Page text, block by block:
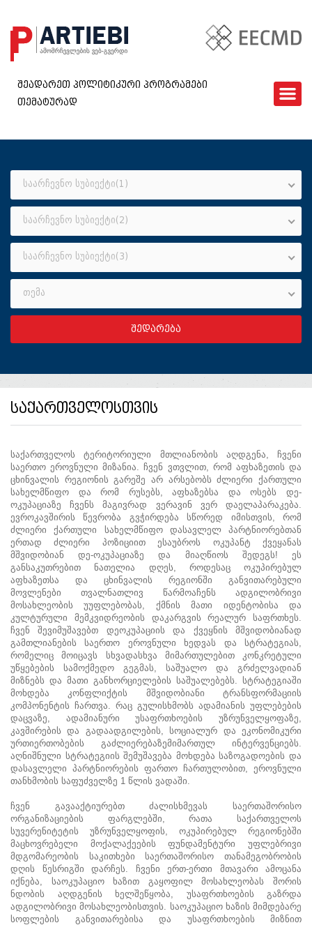
EECMD
ᲙᲘᲗᲮᲕᲐᲠᲘ
ᲮᲨᲘᲠᲐᲓ ᲓᲐᲡᲛᲣᲚᲘ ᲙᲘᲗᲮᲕᲔᲑᲘ
ᲓᲐᲒᲕᲘᲙᲐᲕᲨᲘᲠᲓᲘᲗ
GEO
შეადარეთ პოლიტიკური პროგრამები
თემატურად
საარჩევნო სუბიექტი(1)
საარჩევნო სუბიექტი(2)
საარჩევნო სუბიექტი(3)
თემა
საქართველოსთვის
საქართველოს ტერიტორიული მთლიანობის აღდგენა, ჩვენი
საერთო ეროვნული მიზანია. ჩვენ ვთვლით, რომ აფხაზეთის და
ცხინვალის რეგიონის გარეშე არ არსებობს ძლიერი ქართული
სახელმწიფო და რომ რუსებს, აფხაზებსა და ოსებს დე-
ოკუპაციაზე ჩვენს მაგივრად ვერავინ ვერ დაელაპარაკება.
ევროკავშირის წევრობა გვჭირდება სწორედ იმისთვის, რომ
ძლიერი ქართული სახელმწიფო დასავლელ პარტნიორებთან
ერთად ძლიერი პოზიციით ესაუბროს ოკუპანტ ქვეყანას
მშვიდობიან დე-ოკუპაციაზე და მიაღწიოს შედეგს! ეს
განსაკუთრებით ნათელია დღეს, როდესაც ოკუპირებულ
აფხაზეთსა და ცხინვალის რეგიონში განვითარებული
მოვლენები თვალნათლივ წარმოაჩენს ადგილობრივი
მოსახლეობის უუფლებობას, ქმნის მათი იდენტობისა და
კულტურული მემკვიდრეობის დაკარგვის რეალურ საფრთხეს.
ჩვენ შევიმუშავებთ დეოკუპაციის და ქვეყნის მშვიდობიანად
გამთლიანების საერთო ეროვნული ხედვას და სტრატეგიას,
რომელიც მოიცავს სხვადასხვა მიმართულებით კონკრეტული
უწყებების სამოქმედო გეგმას, საშუალო და გრძელვადიან
მიზნებს და მათი განხორციელების საშუალებებს. სტრატეგიაში
მოხდება კონფლიქტის მშვიდობიანი ტრანსფორმაციის
კომპონენტის ჩართვა. რაც გულისხმობს ადამიანის უფლებების
დაცვაზე, ადამიანური უსაფრთხოების უზრუნველყოფაზე,
კავშირების და გადაადგილების, სოციალურ და ეკონომიკური
ურთიერთობების გაძლიერებაზემიმართულ ინტერვენციებს.
აღნიშნული სტრატეგიის შემუშავება მოხდება საზოგადოების და
დასავლელი პარტნიორების ფართო ჩართულობით, ეროვნული
თანხმობის საფუძველზე 1 წლის ვადაში.
ჩვენ გავააქტიურებთ ძალისხმევას საერთაშორისო
ორგანიზაციების ფარგლებში, რათა საქართველოს
სუვერენიტეტის უზრუნველყოფის, ოკუპირებულ რეგიონებში
მაცხოვრებელი მოქალაქეების ფუნდამენტური უფლებრივი
მდგომარეობის საკითხები საერთაშორისო თანამეგობრობის
დღის წესრიგში დარჩეს. ჩვენი ერთ-ერთი მთავარი ამოცანა
იქნება, საოკუპაციო ხაზით გაყოფილ მოსახლეობას შორის
ნდობის აღდგენის ხელშეწყობა, უსაფრთხოების გაზრდა
ადგილობრივი მოსახლეობისთვის. საოკუპაციო ხაზის მიმდებარე
სოფლების განვითარებისა და უსაფრთხოების მიზნით